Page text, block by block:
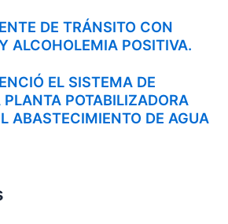
DE TRÁNSITO CON
ALCOHOLEMIA POSITIVA.
EL SISTEMA DE
POTABILIZADORA
ABASTECIMIENTO DE AGUA